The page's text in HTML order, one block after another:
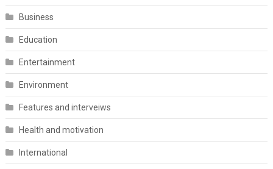
Business
Education
Entertainment
Environment
Features and interveiws
Health and motivation
International